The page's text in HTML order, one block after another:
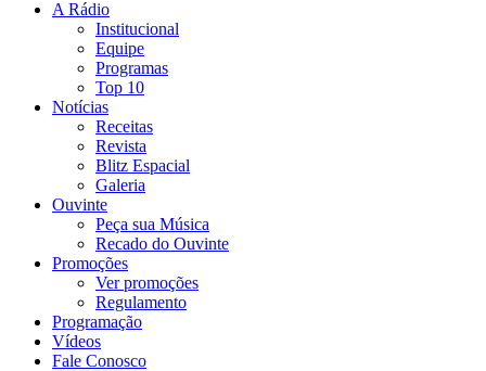
A Rádio
Institucional
Equipe
Programas
Top 10
Notícias
Receitas
Revista
Blitz Espacial
Galeria
Ouvinte
Peça sua Música
Recado do Ouvinte
Promoções
Ver promoções
Regulamento
Programação
Vídeos
Fale Conosco